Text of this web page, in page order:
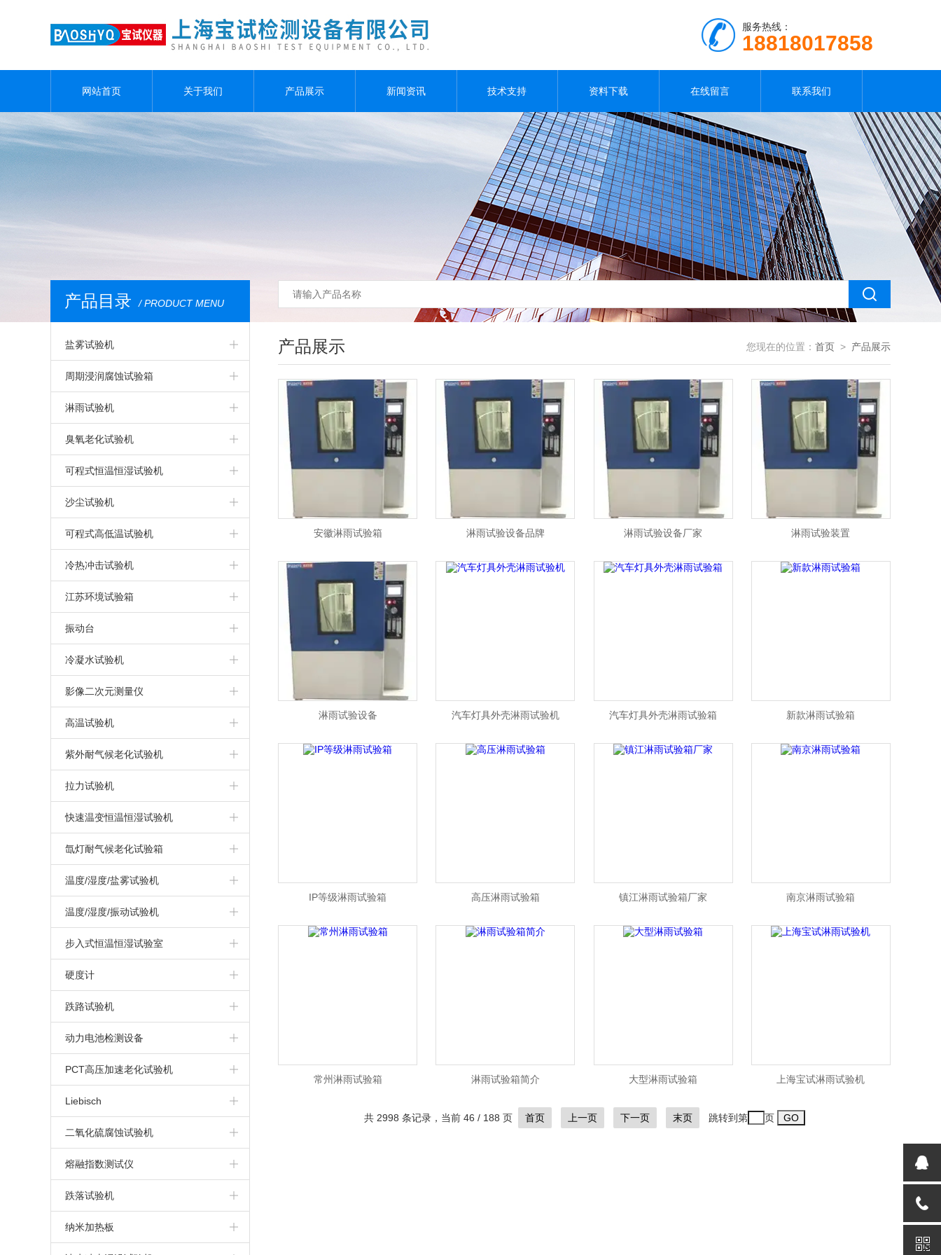
服务热线：
18818017858
网站首页 关于我们 产品展示 新闻资讯 技术支持 资料下载 在线留言 联系我们
产品目录 / PRODUCT MENU
盐雾试验机
盐雾箱
精密型盐雾试验机
可程式盐雾箱
盐雾腐蚀试验箱
气密性试验箱
干热型盐雾腐蚀试验箱
触摸屏盐雾腐蚀试验箱
无水型盐雾腐蚀试验箱
PP盐雾腐蚀试验箱
触摸屏盐雾试验机
周期浸润腐蚀试验箱
淋雨试验机
淋雨试验机
IPX5IPX6淋雨试验箱
步入式淋雨试验室
客车淋雨试验室
IPX9K高温高压淋雨试验机
IPX7/8加压浸水试验机
IPX5/6强喷水淋雨试验机
IPX3/4摆管式淋雨试验机
IPX1/2滴水式淋雨试验机
臭氧老化试验机
臭氧老化试验箱
可程式恒温恒湿试验机
可程式恒温恒湿试验箱
恒定湿热试验箱
上海恒温恒湿试验箱
恒温恒湿试验机
沙尘试验机
可程式沙尘试验箱
可程式高低温试验机
高低温试验机
上海高低温试验箱
冷热冲击试验机
高低温冲击试验机
两箱高低温冲击试验箱
冷热冲击试验机
三箱高低温冲击试验箱
两箱冷热冲击试验箱
三箱冷热冲击试验箱
江苏环境试验箱
振动台
振动试验系统
汽车模拟运输振动台
冷凝水试验机
冷凝水试验箱
影像二次元测量仪
高温试验机
高温试验箱（机）
紫外耐气候老化试验机
拉力试验机
万能材料拉力试验机
高温/高低温拉力试验机
快速温变恒温恒湿试验机
快速温变试验箱（非线性）
快速温变试验箱（线性）
氙灯耐气候老化试验箱
氙灯耐气候试验箱
温度/湿度/盐雾试验机
循环腐蚀试验箱
温度/湿度/振动试验机
步入式恒温恒湿试验室
步入式高温房
硬度计
布氏硬度计
维氏硬度计
洛氏硬度计
里氏硬度计
跌路试验机
动力电池检测设备
动力电池针刺挤压一体机
电池高空低气压模拟试验机
电池重物冲击试验机
动力电池针刺试验机
动力电池挤压试验机
PCT高压加速老化试验机
Liebisch
二氧化硫腐蚀试验机
熔融指数测试仪
跌落试验机
纳米加热板
产品展示 您现在的位置： 首页 > 产品展示
安徽淋雨试验箱 淋雨试验设备品牌 淋雨试验设备厂家 淋雨试验装置
淋雨试验设备 汽车灯具外壳淋雨试验机 汽车灯具外壳淋雨试验箱 新款淋雨试验箱
IP等级淋雨试验箱 高压淋雨试验箱 镇江淋雨试验箱厂家 南京淋雨试验箱
常州淋雨试验箱 淋雨试验箱简介 大型淋雨试验箱 上海宝试淋雨试验机
共 2998 条记录，当前 46 / 188 页 首页 上一页 下一页 末页 跳转到第 页